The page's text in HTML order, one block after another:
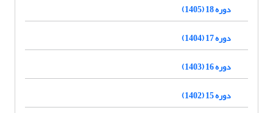
دوره 18 (1405)
دوره 17 (1404)
دوره 16 (1403)
دوره 15 (1402)